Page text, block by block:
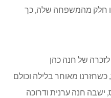
חלק מהמשפחה שלה, כך
מאוחר בלילה וכולם
ישבה חנה ערנית ודרוכה